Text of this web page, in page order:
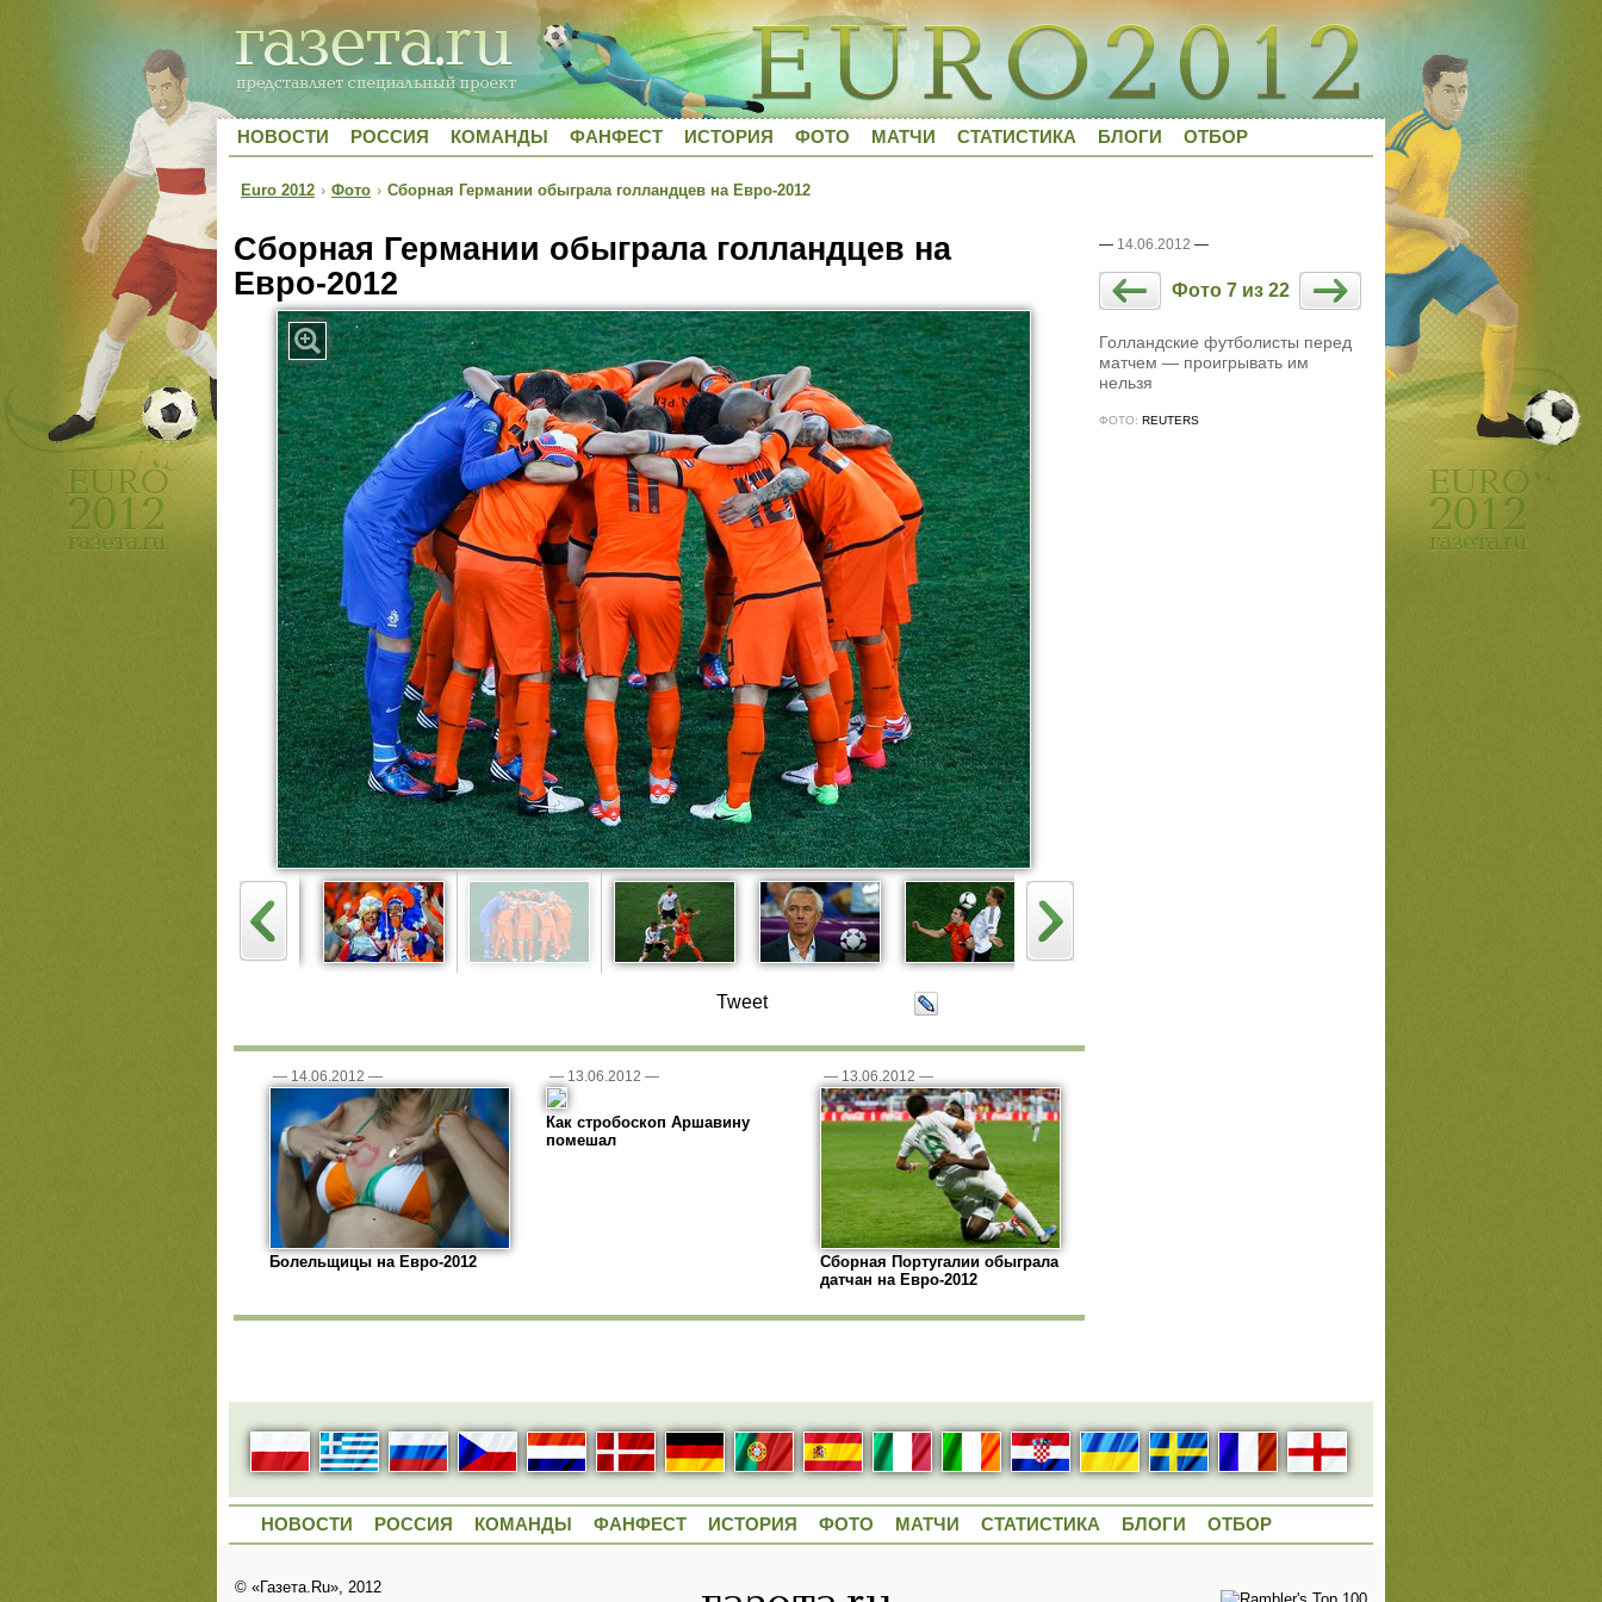
НОВОСТИ РОССИЯ КОМАНДЫ ФАНФЕСТ ИСТОРИЯ ФОТО МАТЧИ СТАТИСТИКА БЛОГИ ОТБОР
Euro 2012 › Фото › Сборная Германии обыграла голландцев на Евро-2012
Сборная Германии обыграла голландцев на
Евро-2012
Tweet
— 14.06.2012 —
Фото 7 из 22
Голландские футболисты перед
матчем — проигрывать им
нельзя
ФОТО: REUTERS
— 14.06.2012 —
Болельщицы на Евро-2012
— 13.06.2012 —
Как стробоскоп Аршавину
помешал
— 13.06.2012 —
Сборная Португалии обыграла
датчан на Евро-2012
НОВОСТИ РОССИЯ КОМАНДЫ ФАНФЕСТ ИСТОРИЯ ФОТО МАТЧИ СТАТИСТИКА БЛОГИ ОТБОР
© «Газета.Ru», 2012